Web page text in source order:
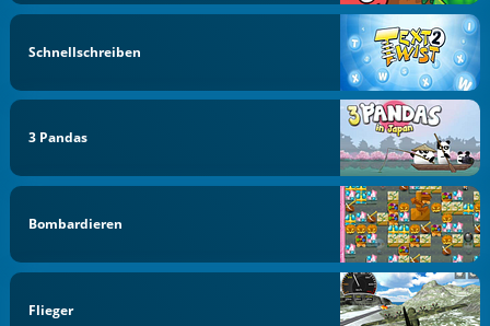
Schnellschreiben
3 Pandas
Bombardieren
Flieger